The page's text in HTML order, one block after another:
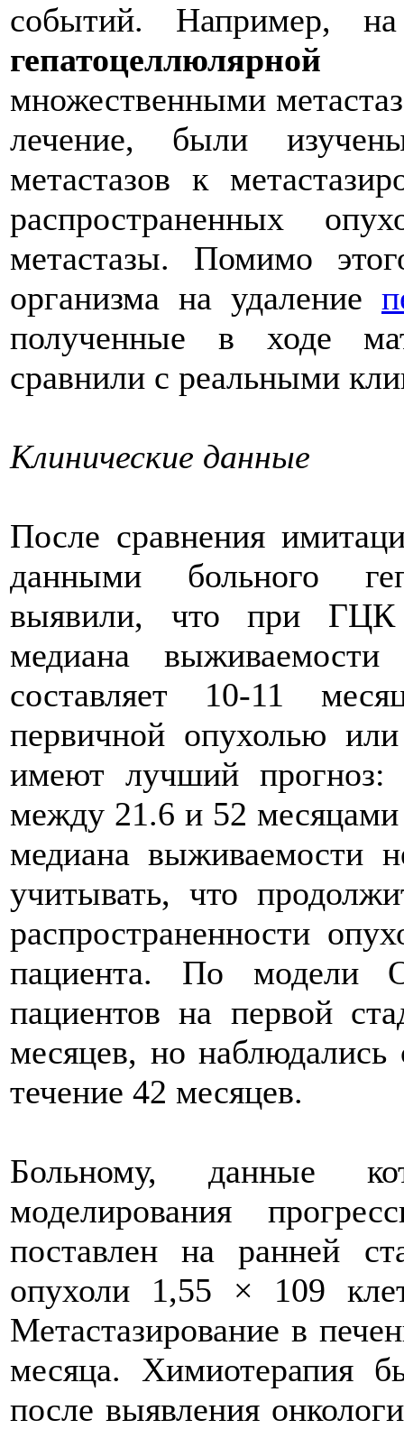
событий. Например,
гепатоцеллюлярной
множественными
лечение, были
метастазов к
распространенных
метастазы. Помимо
организма на удаление
полученные в ходе
сравнили с реальными
Клинические данные
После сравнения
данными больного
выявили, что при ГЦК
медиана
составляет 10-11
первичной опухолью
имеют лучший
между 21.6 и 52
медиана выживаемости
учитывать, что
распространенности
пациента. По модели
пациентов на первой
месяцев, но
течение 42 месяцев.
Больному, данные
моделирования
поставлен на ранней
опухоли 1,55 × 109
Метастазирование в
месяца. Химиотерапия
после выявления